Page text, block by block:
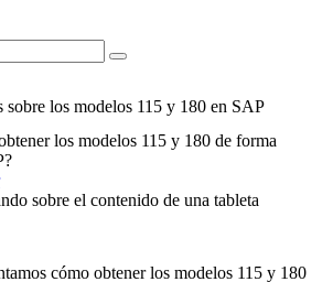
sobre los modelos 115 y 180 en SAP
los modelos 115 y 180 de forma
cómo obtener los modelos 115 y 180